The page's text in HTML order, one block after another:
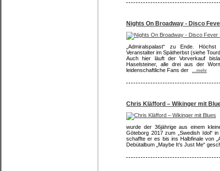
Nights On Broadway - Disco
„Admiralspalast“ zu Ende.
Veranstalter im Spätherbst (siehe
Auch hier läuft der Vorverkauf
Haselsteiner, alle drei aus der
leidenschaftliche Fans der
...mehr
Chris Kläfford – Wikinger mit
wurde der 36jährige aus einem
Göteborg 2017 zum „Swedish Idol“
schaffte er es bis ins Halbfinale von
Debütalbum „Maybe It’s Just Me“